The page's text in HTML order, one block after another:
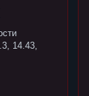
14.43,